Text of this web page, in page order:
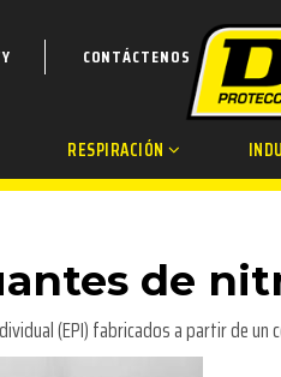
CONTÁCTENOS
RESPIRACIÓN
de
(EPI) fabricados a partir de